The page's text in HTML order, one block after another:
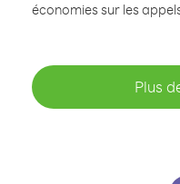
économies sur les
Plus